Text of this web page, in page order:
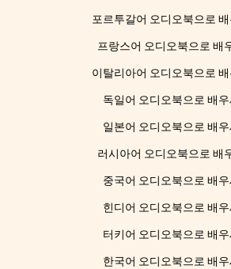
포르투갈어 오디오북으로
프랑스어 오디오북으로 배
이탈리아어 오디오북으로
독일어 오디오북으로 배
일본어 오디오북으로 배
러시아어 오디오북으로 배
중국어 오디오북으로 배
힌디어 오디오북으로 배
터키어 오디오북으로 배
한국어 오디오북으로 배